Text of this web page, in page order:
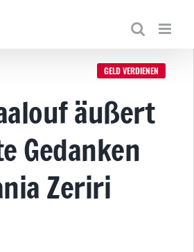
GELD VERDIENEN
äußert
Gedanken
Zeriri